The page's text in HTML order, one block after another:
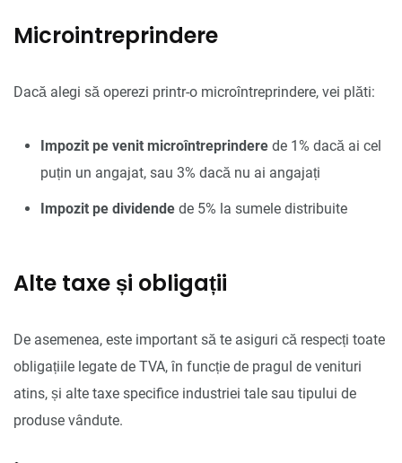
Microintreprindere
Dacă alegi să operezi printr-o microîntreprindere, vei plăti:
Impozit pe venit microîntreprindere de 1% dacă ai cel
puțin un angajat, sau 3% dacă nu ai angajați
Impozit pe dividende de 5% la sumele distribuite
Alte taxe și obligații
De asemenea, este important să te asiguri că respecți toate
obligațiile legate de TVA, în funcție de pragul de venituri
atins, și alte taxe specifice industriei tale sau tipului de
produse vândute.